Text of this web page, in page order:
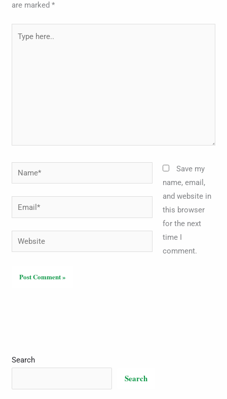
are marked*
here..
Name*
Email*
Website
Save my
name, email,
and website in
this browser
for the next
time I
comment.
Search
Search